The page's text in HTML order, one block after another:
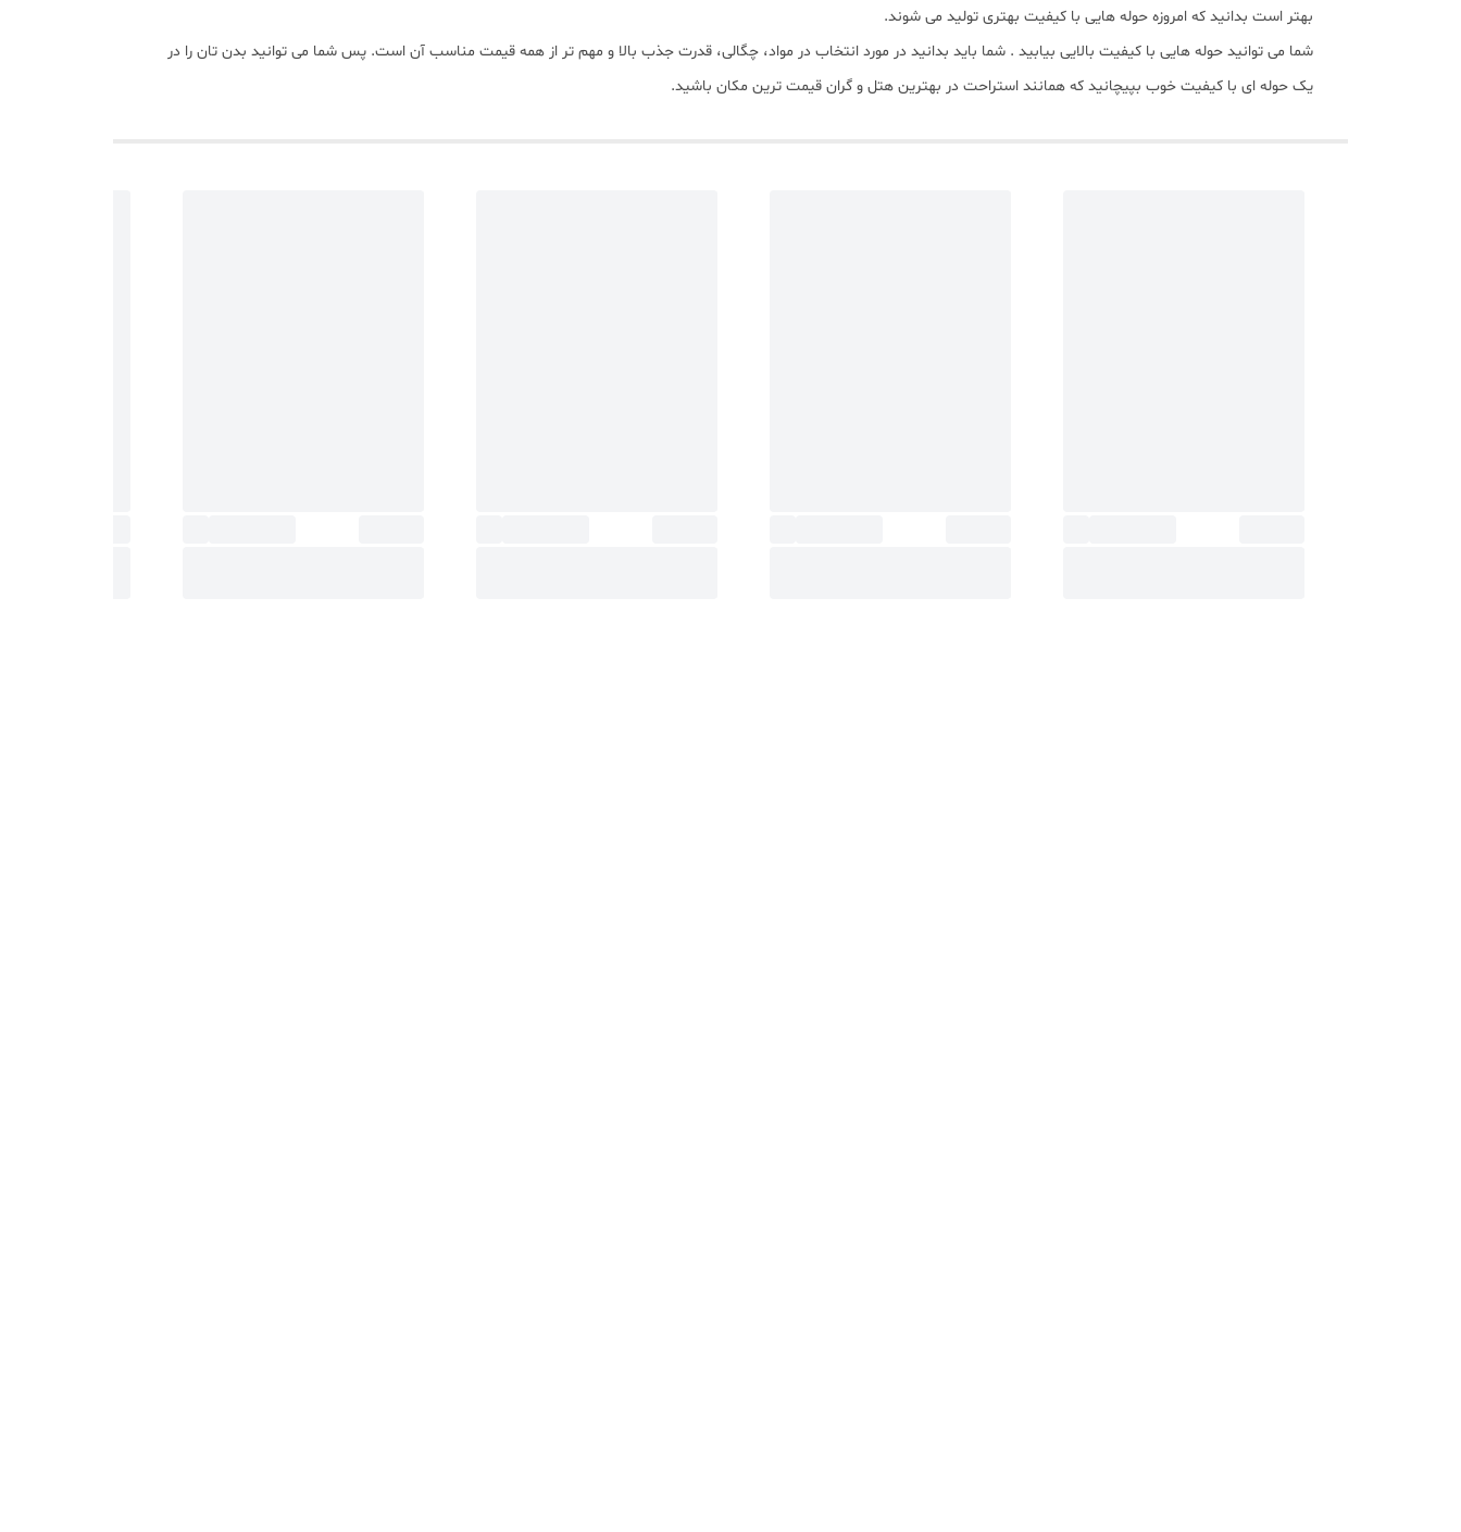
بهتر است بدانید که امروزه حوله هایی با کیفیت بهتری تولید می شوند.
شما می توانید حوله هایی با کیفیت بالایی بیابید . شما باید بدانید در مورد انتخاب در مواد، چگالی، قدرت جذب بالا و مهم تر از همه قیمت مناسب آن است. پس شما می توانید بدن تان را در
یک حوله ای با کیفیت خوب بپیچانید که همانند استراحت در بهترین هتل و گران قیمت ترین مکان باشید.